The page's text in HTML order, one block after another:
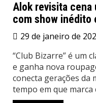
Nacional
News
Alok revisita cena
com show inédito
29 de janeiro de
“Club Bizarre” é um
e ganha nova
conecta gerações da
tempo em que